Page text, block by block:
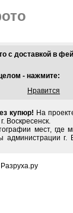
с доставкой в
- нажмите:
Нравится
купюр! На
Воскресенск.
мест,
администрации